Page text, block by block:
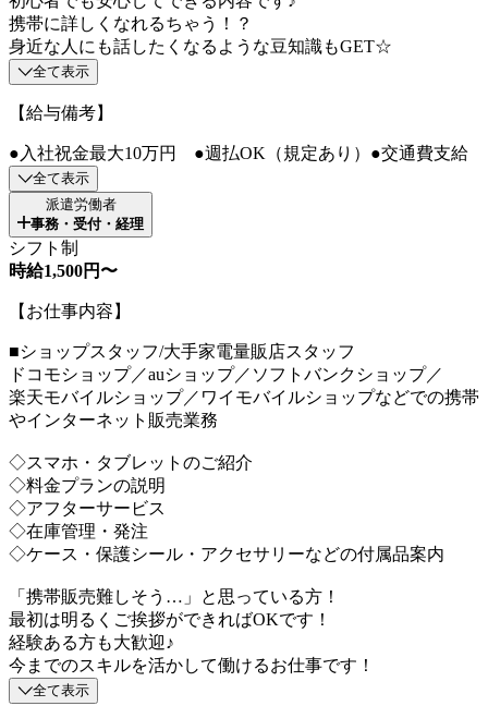
携帯に詳しくなれるちゃう！？
身近な人にも話したくなるような豆知識もGET☆
全て表示
【給与備考】
●入社祝金最大10万円 ●週払OK（規定あり）●交通費支給
全て表示
派遣労働者
事務・受付・経理
シフト制
時給1,500円〜
【お仕事内容】
■ショップスタッフ/大手家電量販店スタッフ
ドコモショップ／auショップ／ソフトバンクショップ／
楽天モバイルショップ／ワイモバイルショップなどでの携帯
やインターネット販売業務
◇スマホ・タブレットのご紹介
◇料金プランの説明
◇アフターサービス
◇在庫管理・発注
◇ケース・保護シール・アクセサリーなどの付属品案内
「携帯販売難しそう…」と思っている方！
最初は明るくご挨拶ができればOKです！
経験ある方も大歓迎♪
今までのスキルを活かして働けるお仕事です！
全て表示